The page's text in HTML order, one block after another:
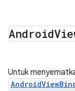
Android
Untuk